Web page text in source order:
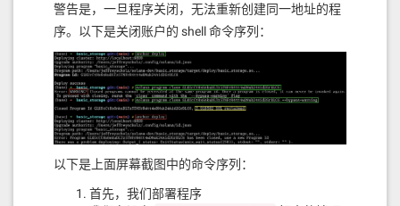
警告是，一旦程序关闭，无法重新创建同一地址的程
序。以下是关闭账户的 shell 命令序列：
以下是上面屏幕截图中的命令序列：
首先，我们部署程序